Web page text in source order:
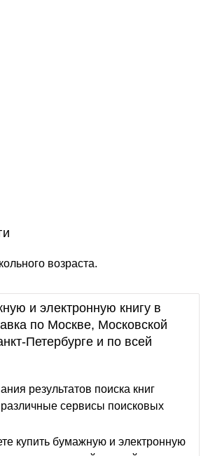
возраста.
и электронную книгу в
по Москве, Московской
Петербурге и по всей
результатов поиска книг
сервисы поисковых
купить бумажную и электронную